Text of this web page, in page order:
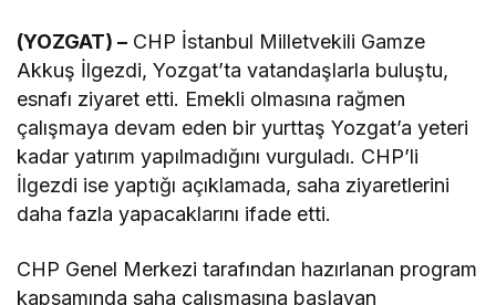
(YOZGAT) – CHP İstanbul Milletvekili Gamze
Akkuş İlgezdi, Yozgat’ta vatandaşlarla buluştu,
esnafı ziyaret etti. Emekli olmasına rağmen
çalışmaya devam eden bir yurttaş Yozgat’a yeteri
kadar yatırım yapılmadığını vurguladı. CHP’li
İlgezdi ise yaptığı açıklamada, saha ziyaretlerini
daha fazla yapacaklarını ifade etti.
CHP Genel Merkezi tarafından hazırlanan program
kapsamında saha çalışmasına başlayan